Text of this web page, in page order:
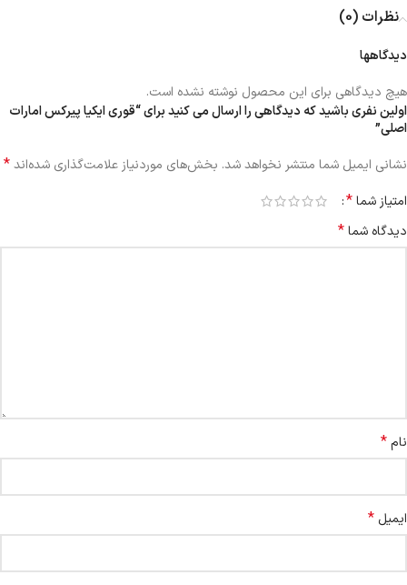
نظرات (0)
دیدگاهها
هیچ دیدگاهی برای این محصول نوشته نشده است.
اولین نفری باشید که دیدگاهی را ارسال می کنید برای “قوری ایکیا پیرکس امارات
اصلی”
نشانی ایمیل شما منتشر نخواهد شد. بخش‌های موردنیاز علامت‌گذاری شده‌اند*
امتیاز شما*
دیدگاه شما*
نام*
ایمیل *